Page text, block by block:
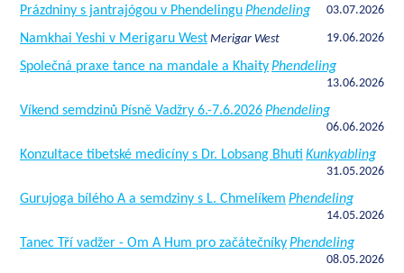
Prázdniny s jantrajógou v PhendelinguPhendeling 03.07.2026
Namkhai Yeshi v Merigaru West Merigar West 19.06.2026
Společná praxe tance na mandale a KhaityPhendeling
13.06.2026
Víkend semdzinů Písně Vadžry 6.-7.6.2026Phendeling
06.06.2026
Konzultace tibetské medicíny s Dr. Lobsang Bhuti Kunkyabling
31.05.2026
Gurujoga bílého A a semdziny s L. Chmelíkem Phendeling
14.05.2026
Tanec Tří vadžer - Om A Hum pro začátečníkyPhendeling
08.05.2026